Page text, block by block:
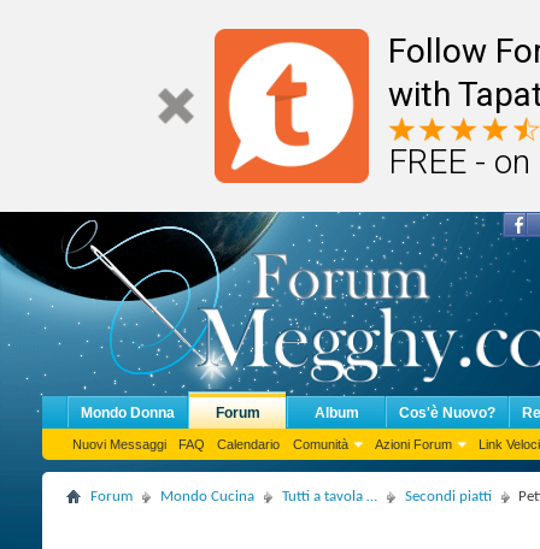
Follow
with
FREE -
Mondo Donna Forum
Nuovi Messaggi FAQ Calendario Comunità Azioni Forum Link Veloci
Album Cos'è Nuovo?
Forum Mondo Cucina Tutti a tavola … Secondi piatti